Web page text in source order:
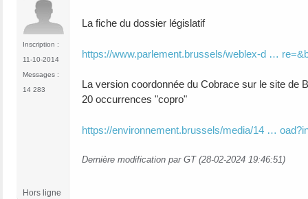
Inscription :
11-10-2014
Messages :
14 283
La fiche du dossier législatif
https://www.parlement.brussels/weblex-d …
La version coordonnée du Cobrace sur le site de
20 occurrences "copro"
https://environnement.brussels/media/14 …
Dernière modification par GT (28-02-2024 19:46:51)
Hors ligne